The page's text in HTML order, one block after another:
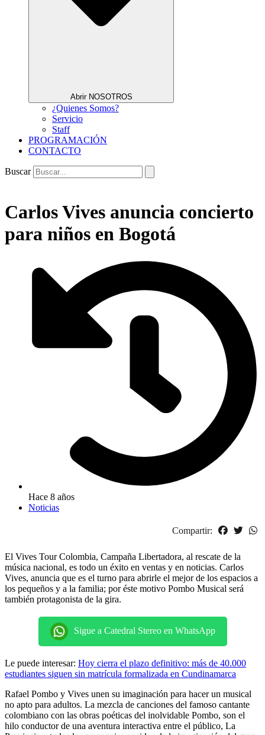
Abrir NOSOTROS
¿Quienes Somos?
Servicio
Staff
PROGRAMACIÓN
CONTACTO
Buscar
Carlos Vives anuncia concierto
para niños en Bogotá
Hace 8 años
Noticias
Compartir:
El Vives Tour Colombia, Campaña Libertadora, al rescate de la
música nacional, es todo un éxito en ventas y en noticias. Carlos
Vives, anuncia que es el turno para abrirle el mejor de los espacios a
los pequeños y a la familia; por éste motivo Pombo Musical será
también protagonista de la gira.
Sigue a Catedral Stereo en WhatsApp
Le puede interesar: Hoy cierra el plazo definitivo: más de 40.000
estudiantes siguen sin matrícula formalizada en Cundinamarca
Rafael Pombo y Vives unen su imaginación para hacer un musical
no apto para adultos. La mezcla de canciones del famoso cantante
colombiano con las obras poéticas del inolvidable Pombo, son el
hilo conductor de una aventura interactiva entre el público, La